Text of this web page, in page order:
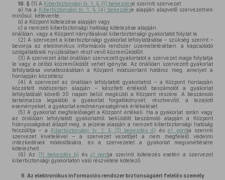
10. § (1) A Kiberbiztonsági tv. 1. § (1) bekezdése szerinti szervezet
a) ha a Kiberbiztonsági tv. 1. § (4) bekezdése alapján alapvető szervezetnek
minősül, kétévente,
b) a Központ kötelezése alapján vagy
c) a nemzeti kiberbiztonsági hatóság kötelezése alapján
önállóan, vagy a Központ irányításával kiberbiztonsági gyakorlatot folytat le.
(2) A szervezet a kiberbiztonsági gyakorlat lefolytatásába – szükség szerint –
bevonja az elektronikus információs rendszer üzemeltetésében, a kapcsolódó
szolgáltatások nyújtásában részt vevő közreműködőit.
(3) A szervezet által önállóan szervezett gyakorlatot a szervezet maga folytatja
le vagy e célból közreműködőt vehet igénybe. Az önállóan szervezett gyakorlat
lefolytatása vonatkozásában a Központ módszertant határoz meg, amelyet a
honlapján közzétesz.
(4) A szervezet az önállóan lefolytatott gyakorlatról – a Központ honlapján
közzétett módszertan alapján – készített értékelő beszámolót a gyakorlat
lefolytatását követő 30 napon belül megküldi a Központ részére. A beszámoló
tartalmazza legalább a gyakorlat forgatókönyvét, résztvevőit, a lezajlott
eseményeket, a gyakorlat eredményességének értékelését.
(5) A gyakorlat megfelelőségét a Központ értékeli. Ha a gyakorlat során vagy
az önállóan lefolytatott gyakorlatról beküldött beszámoló alapján a Központ
hiányosságokat állapít meg, a jelzése alapján a nemzeti kiberbiztonsági hatóság
felszólítja – a Kiberbiztonsági tv. 1. § (1) bekezdés d) ése) pontja szerinti
szervezet kivételével – a szervezet vezetőjét a nem megfelelő védelmi
intézkedések módosítására, és a szervezetet a gyakorlat megismétlésére
kötelezheti.
(6) Az (1) bekezdés b) és c) pontja szerinti kötelezés esetén a szervezet
kiberbiztonsági gyakorlaton való részvétele kötelező.
9. Az elektronikus információs rendszer biztonságáért felelős személy